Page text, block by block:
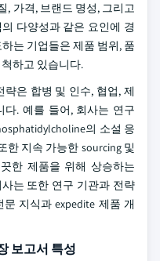
, 가격, 브랜드 명성, 그리고
다양성과 같은 요인에 경
는 기업들은 제품 범위, 품
하고 있습니다.
은 합병 및 인수, 협업, 제
. 예를 들어, 회사는 연구
의 소설 응
한 지속 가능한 sourcing 및
한 제품을 위해 상승하는
는 또한 연구 기관과 전략
지식과 expedite 제품 개
보고서 특성